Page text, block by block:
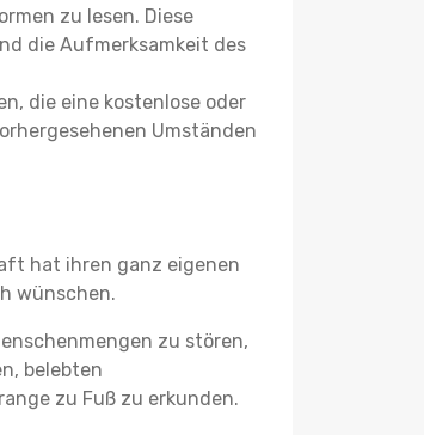
zu lesen. Diese
die Aufmerksamkeit des
die eine kostenlose oder
Umständen
hat ihren ganz eigenen
wünschen.
zu stören,
belebten
zu Fuß zu erkunden.